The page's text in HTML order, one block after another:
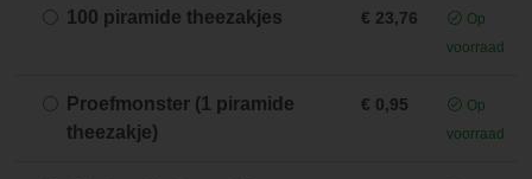
100 piramide theezakjes € 23,76
Op
voorraad
Proefmonster (1 piramide
theezakje)
€ 0,95
Op
voorraad